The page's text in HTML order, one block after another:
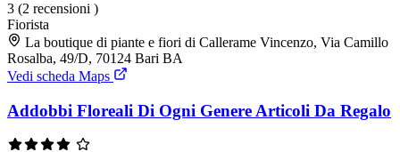
3 (2 recensioni )
Fiorista
La boutique di piante e fiori di Callerame Vincenzo, Via Camillo
Rosalba, 49/D, 70124 Bari BA
Vedi scheda Maps
Addobbi Floreali Di Ogni Genere Articoli Da Regalo